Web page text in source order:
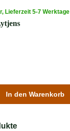
Lieferzeit 5-7 Werktage
In den Warenkorb